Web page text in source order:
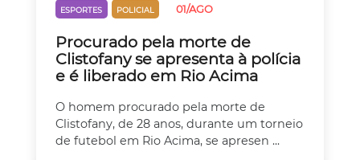
ESPORTES POLICIAL 01/AGO
Procurado pela morte de
Clistofany se apresenta à polícia
e é liberado em Rio Acima
O homem procurado pela morte de
Clistofany, de 28 anos, durante um torneio
de futebol em Rio Acima, se apresen ...